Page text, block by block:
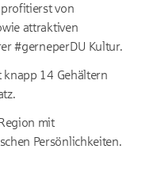
von
attraktiven
#gerneperDU Kultur.
knapp 14 Gehältern
mit
Persönlichkeiten.